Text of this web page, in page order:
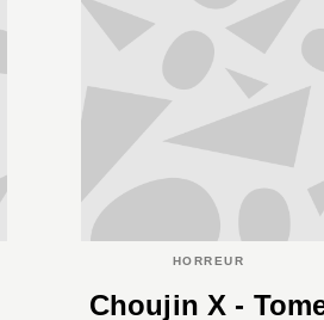
HORREUR
Choujin X -